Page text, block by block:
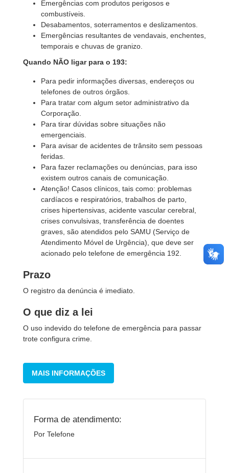
Emergências com produtos perigosos e
combustíveis.
Desabamentos, soterramentos e deslizamentos.
Emergências resultantes de vendavais, enchentes,
temporais e chuvas de granizo.
Quando NÃO ligar para o 193:
Para pedir informações diversas, endereços ou
telefones de outros órgãos.
Para tratar com algum setor administrativo da
Corporação.
Para tirar dúvidas sobre situações não
emergenciais.
Para avisar de acidentes de trânsito sem pessoas
feridas.
Para fazer reclamações ou denúncias, para isso
existem outros canais de comunicação.
Atenção! Casos clínicos, tais como: problemas
cardíacos e respiratórios, trabalhos de parto,
crises hipertensivas, acidente vascular cerebral,
crises convulsivas, transferência de doentes
graves, são atendidos pelo SAMU (Serviço de
Atendimento Móvel de Urgência), que deve ser
acionado pelo telefone de emergência 192.
Prazo
O registro da denúncia é imediato.
O que diz a lei
O uso indevido do telefone de emergência para passar
trote configura crime.
MAIS INFORMAÇÕES
Forma de atendimento:
Por Telefone